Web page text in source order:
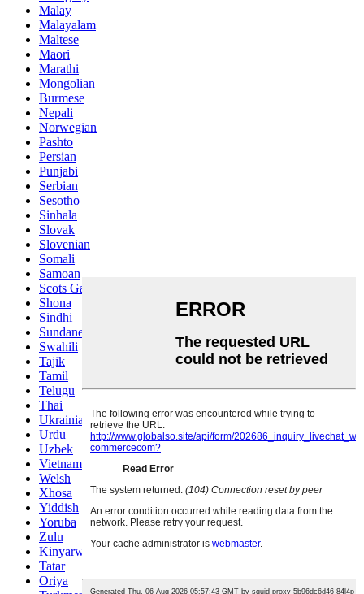
Malay
Malayalam
Maltese
Maori
Marathi
Mongolian
Burmese
Nepali
Norwegian
Pashto
Persian
Punjabi
Serbian
Sesotho
Sinhala
Slovak
Slovenian
Somali
Samoan
Scots Gaelic
Shona
Sindhi
Sundanese
Swahili
Tajik
Tamil
Telugu
Thai
Ukrainian
Urdu
Uzbek
Vietnamese
Welsh
Xhosa
Yiddish
Yoruba
Zulu
Kinyarwanda
Tatar
Oriya